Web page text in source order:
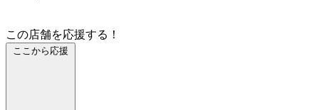
この店舗を応援する！
ここから応援